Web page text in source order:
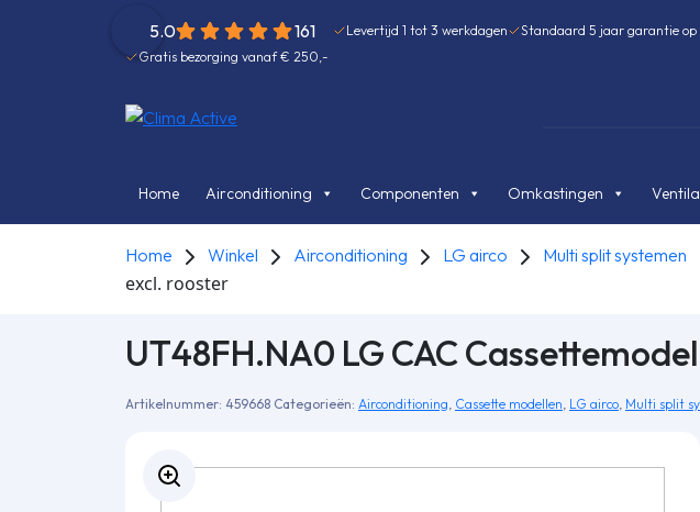
5.0 161 Levertijd 1 tot 3 werkdagen
Standaard 5 jaar garantie op
Gratis bezorging vanaf € 250,-
Home Airconditioning Componenten Omkastingen
Home Winkel Airconditioning LG airco Multi split systemen
excl. rooster
UT48FH.NA0 LG CAC
Artikelnummer: 459668 Categorieën: Airconditioning, Cassette modellen, LG airco, Multi split